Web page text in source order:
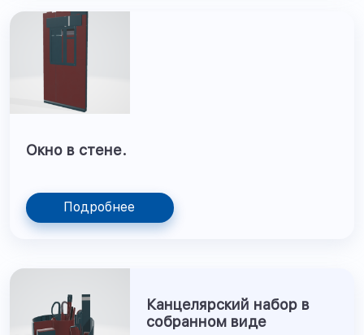
Окно в стене.
Подробнее
Канцелярский набор в
собранном виде